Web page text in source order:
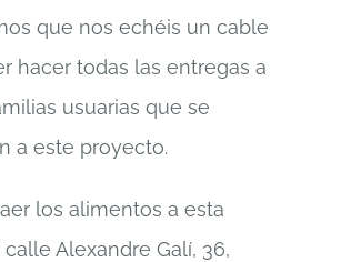
que nos echéis un cable
hacer todas las entregas a
usuarias que se
a este proyecto.
los alimentos a esta
Alexandre Galí, 36,